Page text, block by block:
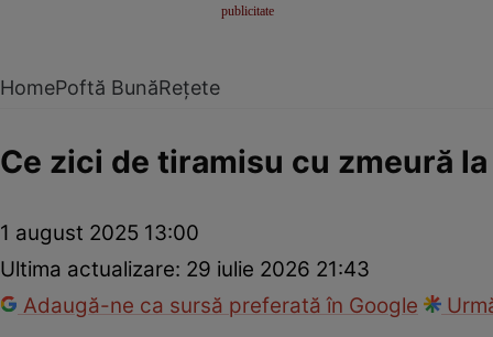
HomePoftă BunăRețete
Ce zici de tiramisu cu zmeură
1 august 2025 13:00
Ultima actualizare: 29 iulie 2026 21:43
Adaugă-ne ca sursă preferată în Google